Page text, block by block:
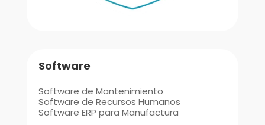
Software
Software de Mantenimiento
Software de Recursos Humanos
Software ERP para Manufactura